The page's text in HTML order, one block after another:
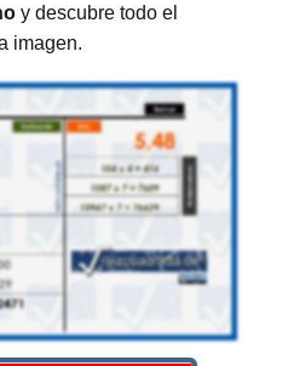
y descubre todo el
imagen.